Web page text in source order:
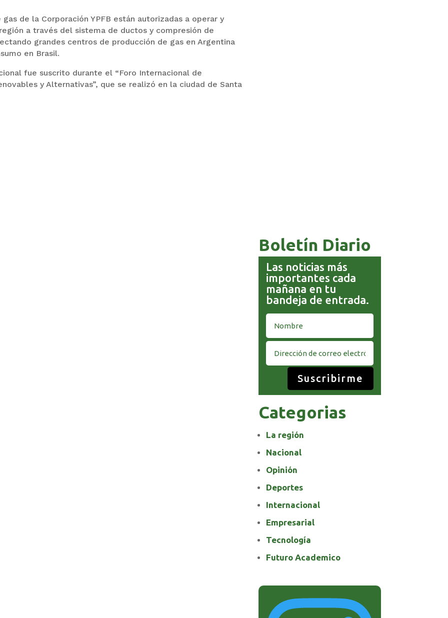
de la Corporación YPFB están autorizadas a operar y
a través del sistema de ductos y compresión de
grandes centros de producción de gas en Argentina
en Brasil.
fue suscrito durante el “Foro Internacional de
y Alternativas”, que se realizó en la ciudad de Santa
Boletín Diario
Las noticias más
importantes cada
mañana en tu
bandeja de entrada.
Suscribirme
Categorias
La región
Nacional
Opinión
Deportes
Internacional
Empresarial
Tecnología
Futuro Academico